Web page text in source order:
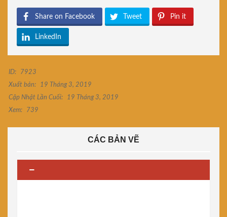
Share on Facebook Tweet Pin it
LinkedIn
ID:
7923
Xuất bản:
19 Tháng 3, 2019
Cập Nhật Lần Cuối:
19 Tháng 3, 2019
Xem:
739
CÁC BẢN VẼ